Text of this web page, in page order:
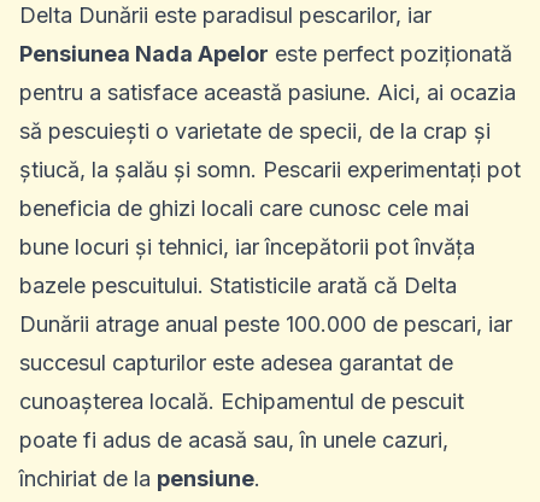
Delta Dunării este paradisul pescarilor, iar
Pensiunea Nada Apelor este perfect poziționată
pentru a satisface această pasiune. Aici, ai ocazia
să pescuiești o varietate de specii, de la crap și
știucă, la șalău și somn. Pescarii experimentați pot
beneficia de ghizi locali care cunosc cele mai
bune locuri și tehnici, iar începătorii pot învăța
bazele pescuitului. Statisticile arată că Delta
Dunării atrage anual peste 100.000 de pescari, iar
succesul capturilor este adesea garantat de
cunoașterea locală. Echipamentul de pescuit
poate fi adus de acasă sau, în unele cazuri,
închiriat de la pensiune.